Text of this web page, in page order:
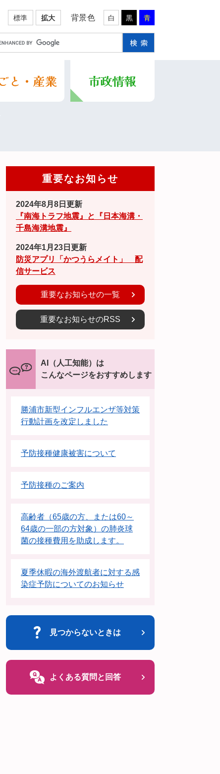
標準 拡大 背景色 白 黒 青
重要なお知らせ
2024年8月8日更新
『南海トラフ地震』と『日本海溝・
千島海溝地震』
2024年1月23日更新
防災アプリ「かつうらメイト」 配
信サービス
重要なお知らせの一覧
重要なお知らせのRSS
AI（人工知能）は
こんなページをおすすめします
勝浦市新型インフルエンザ等対策
行動計画を改定しました
予防接種健康被害について
予防接種のご案内
高齢者（65歳の方、または60～
64歳の一部の方対象）の肺炎球
菌の接種費用を助成します。
夏季休暇の海外渡航者に対する感
染症予防についてのお知らせ
見つからないときは
よくある質問と回答